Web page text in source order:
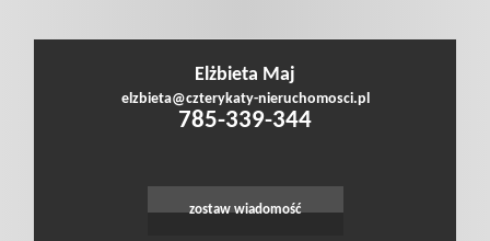
Leaflet ©OpenStreetMap
Elżbieta Maj
elzbieta@czterykaty-nieruchomosci.pl
785-339-344
zostaw wiadomość